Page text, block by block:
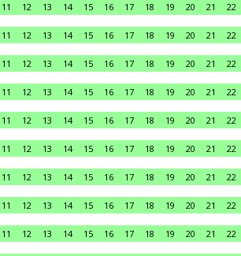
11 12 13 14 15 16 17 18 19 20 21 22
11 12 13 14 15 16 17 18 19 20 21 22
11 12 13 14 15 16 17 18 19 20 21 22
11 12 13 14 15 16 17 18 19 20 21 22
11 12 13 14 15 16 17 18 19 20 21 22
11 12 13 14 15 16 17 18 19 20 21 22
11 12 13 14 15 16 17 18 19 20 21 22
11 12 13 14 15 16 17 18 19 20 21 22
11 12 13 14 15 16 17 18 19 20 21 22